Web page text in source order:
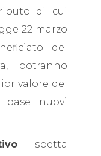
di cui
22 marzo
del
potranno
valore del
nuovi
spetta